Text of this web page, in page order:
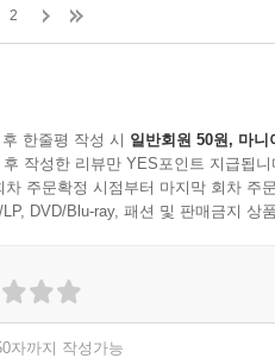
2
한줄평 작성 시 일반회원 50원, 마니
작성한 리뷰만 YES포인트 지급됩니
차 주문확정 시점부터 마지막 회차 주
DVD/Blu-ray, 패션 및 판매금지 상
자까지 작성가능